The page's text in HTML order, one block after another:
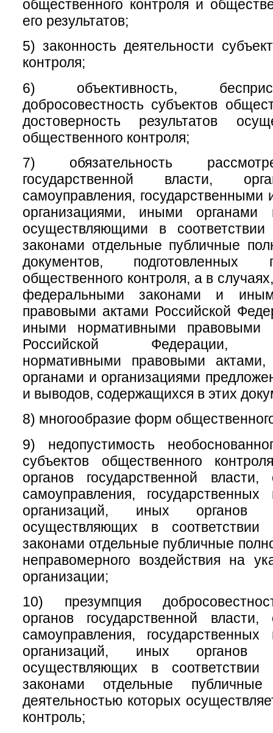
общественного контроля и
его результатов;
5) законность деятельности
контроля;
6) объективность,
добросовестность субъектов
достоверность результатов
общественного контроля;
7) обязательность
государственной власти,
самоуправления,
организациями, иными органами
осуществляющими в
законами отдельные публичные
документов, подготовленных
общественного контроля, а в
федеральными законами и
правовыми актами Российской
иными нормативными правовыми
Российской Федерации,
нормативными правовыми
органами и организациями
и выводов, содержащихся в этих
8) многообразие форм
9) недопустимость
субъектов общественного
органов государственной власти,
самоуправления,
организаций, иных органов
осуществляющих в
законами отдельные публичные
неправомерного воздействия на
организации;
10) презумпция
органов государственной власти,
самоуправления,
организаций, иных органов
осуществляющих в
законами отдельные
деятельностью которых
контроль;